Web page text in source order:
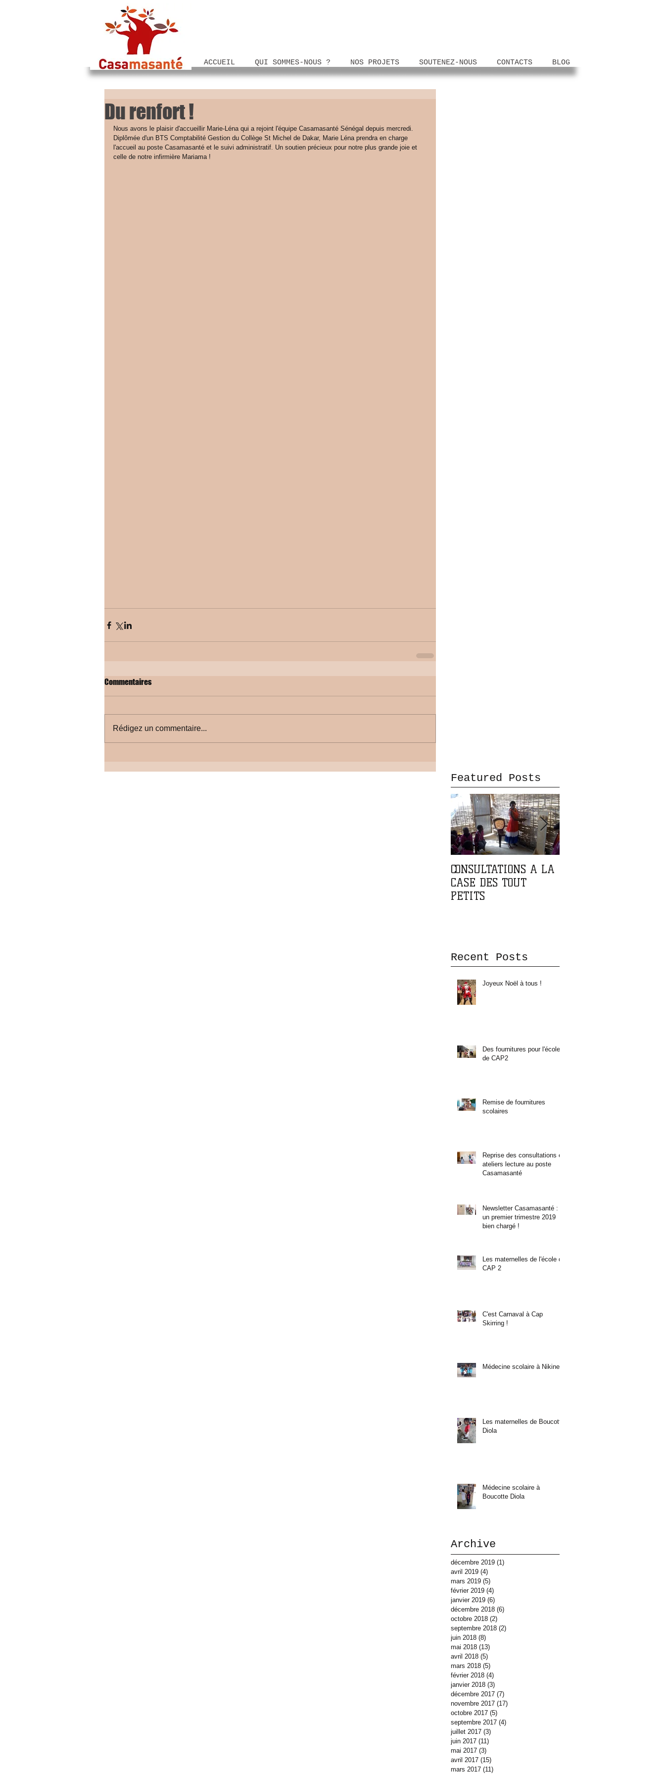
ACCUEIL QUI SOMMES-NOUS ? NOS PROJETS SOUTENEZ-NOUS CONTACTS BLOG
Du renfort !
Nous avons le plaisir d'accueillir Marie-Léna qui a rejoint l'équipe Casamasanté Sénégal depuis mercredi.
Diplômée d'un BTS Comptabilité Gestion du Collège St Michel de Dakar, Marie Léna prendra en charge
l'accueil au poste Casamasanté et le suivi administratif. Un soutien précieux pour notre plus grande joie et
celle de notre infirmière Mariama !
Commentaires
Rédigez un commentaire...
Featured Posts
CONSULTATIONS A LA
CASE DES TOUT
PETITS
Recent Posts
Joyeux Noël à tous !
Des fournitures pour l'école
de CAP2
Remise de fournitures
scolaires
Reprise des consultations et
ateliers lecture au poste
Casamasanté
Newsletter Casamasanté :
un premier trimestre 2019
bien chargé !
Les maternelles de l'école de
CAP 2
C'est Carnaval à Cap
Skirring !
Médecine scolaire à Nikine
Les maternelles de Boucotte
Diola
Médecine scolaire à
Boucotte Diola
Archive
décembre 2019 (1)
avril 2019 (4)
mars 2019 (5)
février 2019 (4)
janvier 2019 (6)
décembre 2018 (6)
octobre 2018 (2)
septembre 2018 (2)
juin 2018 (8)
mai 2018 (13)
avril 2018 (5)
mars 2018 (5)
février 2018 (4)
janvier 2018 (3)
décembre 2017 (7)
novembre 2017 (17)
octobre 2017 (5)
septembre 2017 (4)
juillet 2017 (3)
juin 2017 (11)
mai 2017 (3)
avril 2017 (15)
mars 2017 (11)